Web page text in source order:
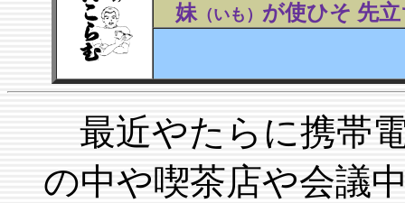
妹（いも） が使ひそ 先
最近やたらに携帯
の中や喫茶店や会議